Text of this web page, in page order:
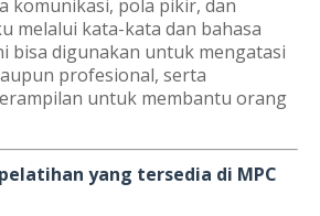
komunikasi, pola pikir, dan
melalui kata-kata dan bahasa
bisa digunakan untuk mengatasi
profesional, serta
untuk membantu orang
yang tersedia di MPC